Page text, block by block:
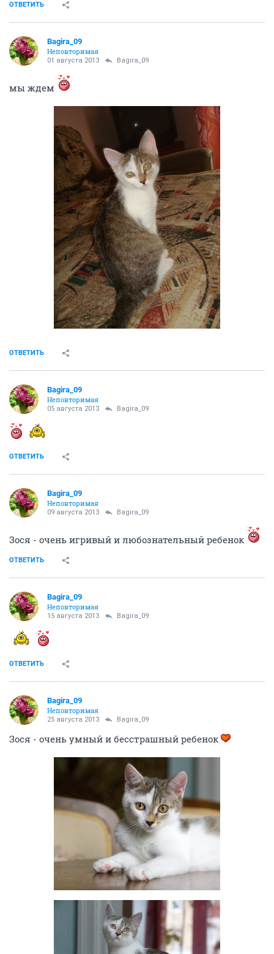
ОТВЕТИТЬ
Bagira_09
Неповторимая
01 августа 2013 Bagira_09
мы ждем
ОТВЕТИТЬ
Bagira_09
Неповторимая
05 августа 2013 Bagira_09
ОТВЕТИТЬ
Bagira_09
Неповторимая
09 августа 2013 Bagira_09
Зося - очень игривый и любознательный ребенок
ОТВЕТИТЬ
Bagira_09
Неповторимая
15 августа 2013 Bagira_09
ОТВЕТИТЬ
Bagira_09
Неповторимая
25 августа 2013 Bagira_09
Зося - очень умный и бесстрашный ребенок